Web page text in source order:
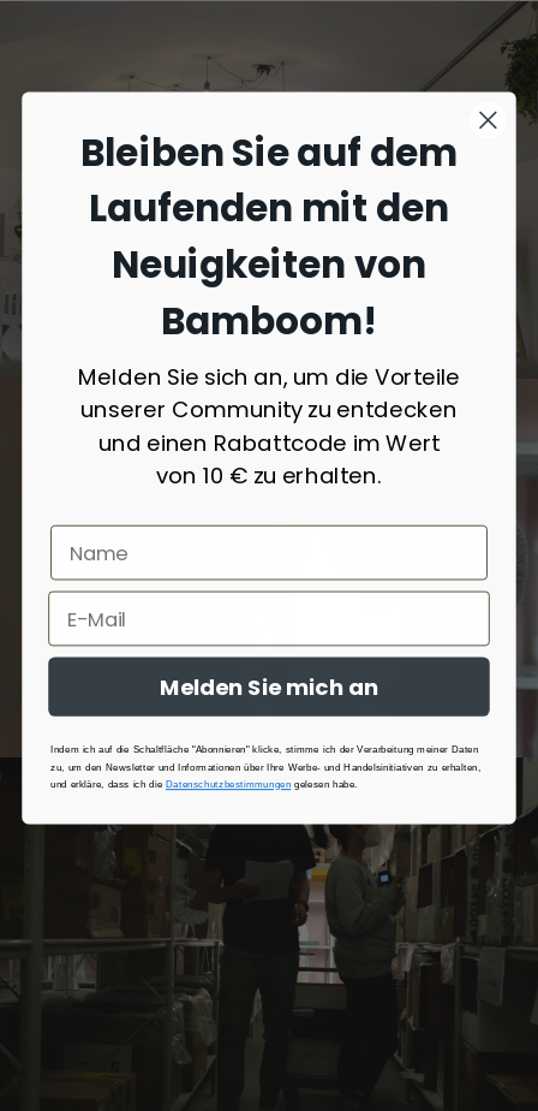
Bleiben Sie auf dem
Laufenden mit den
Neuigkeiten von
Bamboom!
Melden Sie sich an, um die Vorteile
unserer Community zu entdecken
und einen Rabattcode im Wert
von 10 € zu erhalten.
Melden Sie mich an
Indem ich auf die Schaltfläche "Abonnieren" klicke, stimme ich der Verarbeitung meiner Daten
zu, um den Newsletter und Informationen über Ihre Werbe- und Handelsinitiativen zu erhalten,
und erkläre, dass ich die Datenschutzbestimmungen gelesen habe.